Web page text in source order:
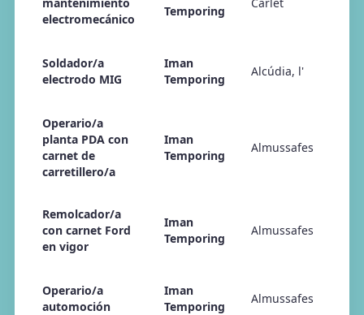
electromecánico
Temporing
Soldador/a
electrodo MIG
Iman
Temporing
Alcúdia, l'
Operario/a
planta PDA con
carnet de
carretillero/a
Iman
Temporing
Almussafes
Remolcador/a
con carnet Ford
en vigor
Iman
Temporing
Almussafes
Operario/a
automoción
Iman
Temporing
Almussafes